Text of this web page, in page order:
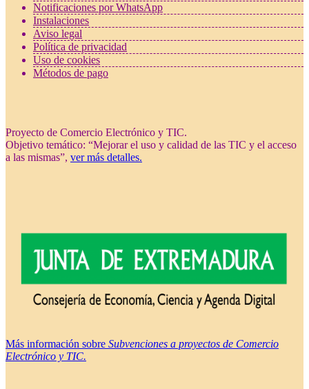
Notificaciones por WhatsApp
Instalaciones
Aviso legal
Política de privacidad
Uso de cookies
Métodos de pago
Proyecto de Comercio Electrónico y TIC.
Objetivo temático: “Mejorar el uso y calidad de las TIC y el acceso
a las mismas”, ver más detalles.
Más información sobre Subvenciones a proyectos de Comercio
Electrónico y TIC.